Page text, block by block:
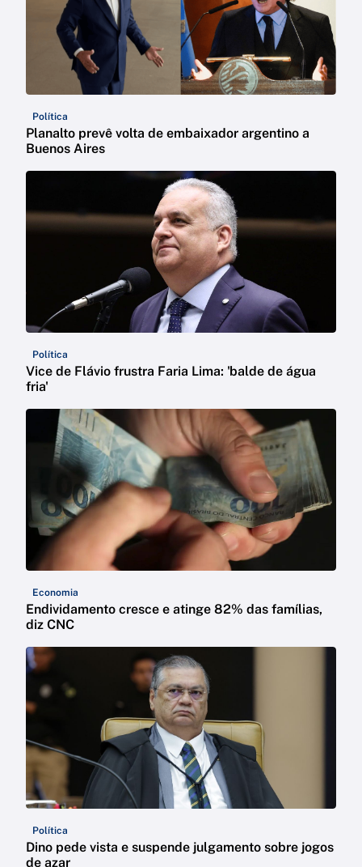
Política
Planalto prevê volta de embaixador argentino a
Buenos Aires
Política
Vice de Flávio frustra Faria Lima: 'balde de água
fria'
Economia
Endividamento cresce e atinge 82% das famílias,
diz CNC
Política
Dino pede vista e suspende julgamento sobre jogos
de azar